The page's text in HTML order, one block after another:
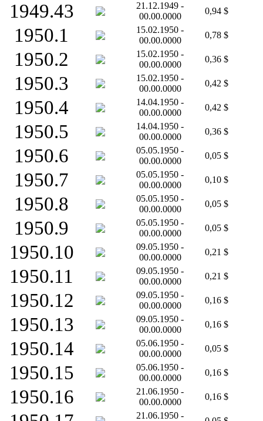
1949.43
21.12.1949 -
00.00.0000
0,94 $
1950.1
15.02.1950 -
00.00.0000
0,78 $
1950.2
15.02.1950 -
00.00.0000
0,36 $
1950.3
15.02.1950 -
00.00.0000
0,42 $
1950.4
14.04.1950 -
00.00.0000
0,42 $
1950.5
14.04.1950 -
00.00.0000
0,36 $
1950.6
05.05.1950 -
00.00.0000
0,05 $
1950.7
05.05.1950 -
00.00.0000
0,10 $
1950.8
05.05.1950 -
00.00.0000
0,05 $
1950.9
05.05.1950 -
00.00.0000
0,05 $
1950.10
09.05.1950 -
00.00.0000
0,21 $
1950.11
09.05.1950 -
00.00.0000
0,21 $
1950.12
09.05.1950 -
00.00.0000
0,16 $
1950.13
09.05.1950 -
00.00.0000
0,16 $
1950.14
05.06.1950 -
00.00.0000
0,05 $
1950.15
05.06.1950 -
00.00.0000
0,16 $
1950.16
21.06.1950 -
00.00.0000
0,16 $
21.06.1950 -